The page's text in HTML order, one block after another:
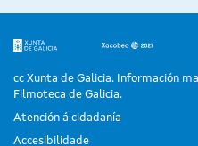
cc Xunta de Galicia. Información
Filmoteca de Galicia.
Atención á cidadanía
Accesibilidade